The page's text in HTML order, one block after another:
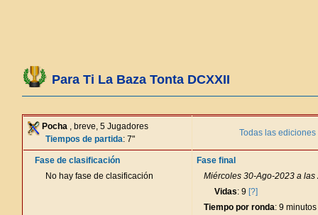
Para Ti La Baza Tonta DCXXII
Pocha , breve, 5 Jugadores
Tiempos de partida: 7"
Todas las
Fase de clasificación
No hay fase de clasificación
Fase final
Miércoles 30-Ago-2023 a las
Vidas: 9 [?]
Tiempo por ronda: 9 minutos